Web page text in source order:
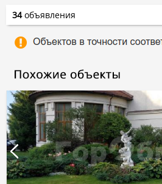
34объявления